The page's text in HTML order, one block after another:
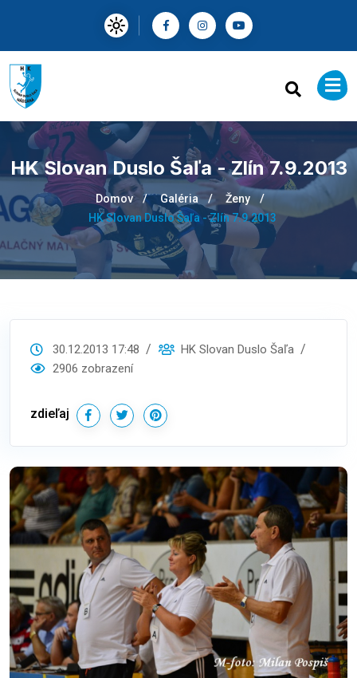
HK Slovan Duslo Šaľa - Zlín 7.9.2013
Domov Galéria
Ženy
HK Slovan Duslo Šaľa - Zlín 7.9.2013
30.12.2013 17:48
HK Slovan Duslo Šaľa
2906 zobrazení
zdieľaj